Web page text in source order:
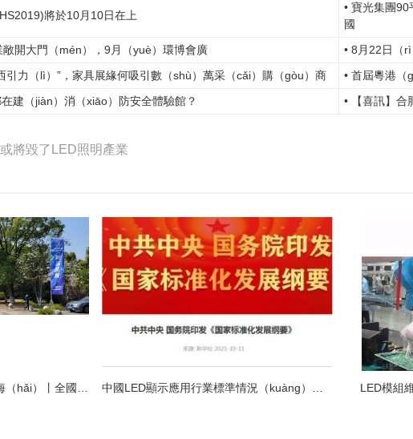
將於10月10日在上
• 寶光集團
國
開大門（mén），9月（yuè）環博會廣
• 8月22日（
引力（lì）”，家具展緣何吸引數（shù）萬采（cǎi）購（gòu）商
• 首屆粵港（
建（jiàn）消（xiāo）防安全體驗館？
• 【喜訊】合
將毀了LED照明產業
群英薈萃 共聚上（shàng）海（hǎi）丨全國LED精品巡展攜手共謀行業發展大計 中國LED顯示應用行業標準情況（kuàng）一（yī）覽 LED模組